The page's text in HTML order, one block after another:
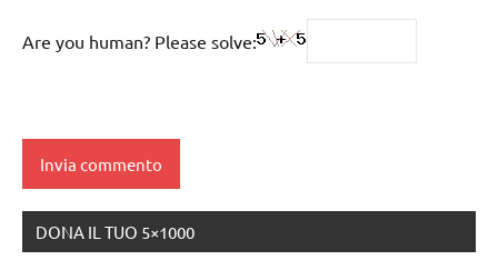
Are you human? Please solve:
DONA IL TUO 5×1000